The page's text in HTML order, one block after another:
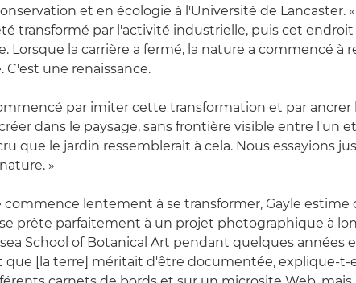
et en écologie à l'Université de Lancaster.
transformé par l'activité industrielle, puis cet
Lorsque la carrière a fermé, la nature a commencé à
C'est une renaissance.
par imiter cette transformation et par ancrer
dans le paysage, sans frontière visible entre l'un
que le jardin ressemblerait à cela. Nous essayions
»
commence lentement à se transformer, Gayle
prête parfaitement à un projet photographique à
School of Botanical Art pendant quelques années
que [la terre] méritait d'être documentée, explique-t-